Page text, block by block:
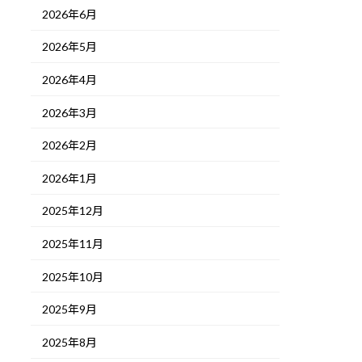
2026年6月
2026年5月
2026年4月
2026年3月
2026年2月
2026年1月
2025年12月
2025年11月
2025年10月
2025年9月
2025年8月